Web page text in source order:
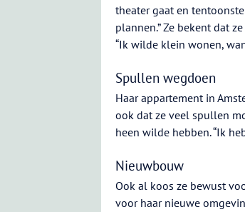
theater gaat en
plannen.” Ze bekent dat
“Ik wilde klein wonen,
Spullen wegdoen
Haar appartement in
ook dat ze veel spullen
heen wilde hebben. “Ik
Nieuwbouw
Ook al koos ze bewust
voor haar nieuwe